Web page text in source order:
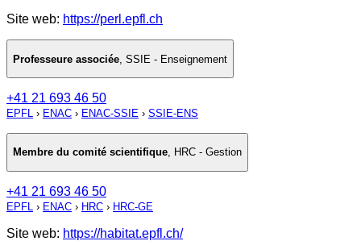
Site web: https://perl.epfl.ch
Professeure associée SSIE - Enseignement
+41 21 693 46 50
EPFL › ENAC › ENAC-SSIE › SSIE-ENS
Membre du comité scientifique, HRC - Gestion
+41 21 693 46 50
EPFL › ENAC › HRC › HRC-GE
Site web: https://habitat.epfl.ch/